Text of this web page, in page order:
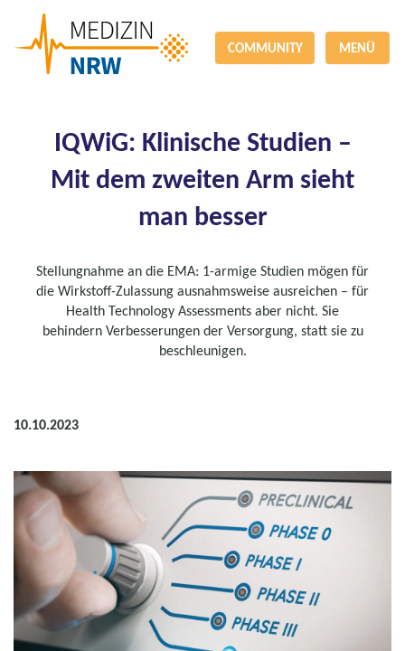
COMMUNITY MENÜ
IQWiG: Klinische Studien –
Mit dem zweiten Arm sieht
man besser
Stellungnahme an die EMA: 1-armige Studien mögen für
die Wirkstoff-Zulassung ausnahmsweise ausreichen – für
Health Technology Assessments aber nicht. Sie
behindern Verbesserungen der Versorgung, statt sie zu
beschleunigen.
10.10.2023